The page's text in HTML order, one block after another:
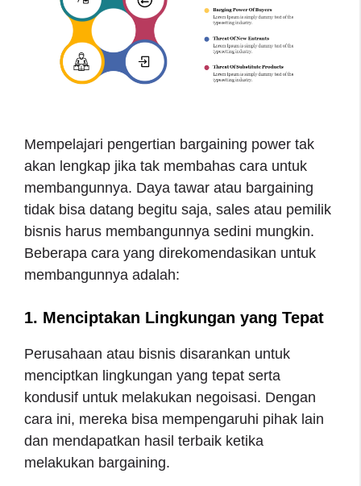
Mempelajari pengertian bargaining power tak
akan lengkap jika tak membahas cara untuk
membangunnya. Daya tawar atau bargaining
tidak bisa datang begitu saja, sales atau pemilik
bisnis harus membangunnya sedini mungkin.
Beberapa cara yang direkomendasikan untuk
membangunnya adalah:
1. Menciptakan Lingkungan yang Tepat
Perusahaan atau bisnis disarankan untuk
menciptkan lingkungan yang tepat serta
kondusif untuk melakukan negoisasi. Dengan
cara ini, mereka bisa mempengaruhi pihak lain
dan mendapatkan hasil terbaik ketika
melakukan bargaining.